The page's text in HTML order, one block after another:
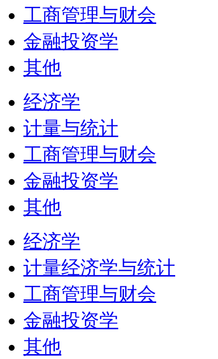
工商管理与财会
金融投资学
其他
经济学
计量与统计
工商管理与财会
金融投资学
其他
经济学
计量经济学与统计
工商管理与财会
金融投资学
其他